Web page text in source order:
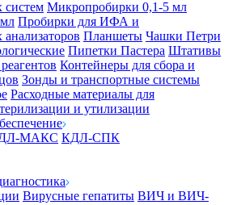
систем Микропробирки 0,1-5 мл
Пробирки для ИФА и
анализаторов Планшеты Чашки Петри
Пипетки Пастера Штативы
Контейнеры для сбора и
Зонды и транспортные системы
Расходные материалы для
и утилизации
МАКС КДЛ-СПК
Вирусные гепатиты ВИЧ и ВИЧ-